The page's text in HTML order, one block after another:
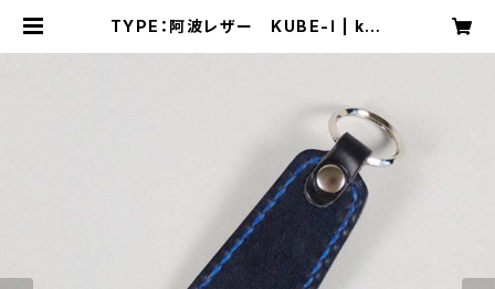
TYPE：阿波レザー KUBE-Ⅰ | kur